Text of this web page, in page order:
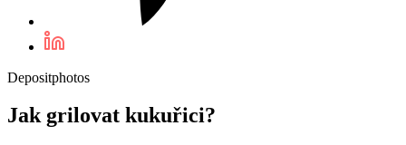
Depositphotos
Jak grilovat kukuřici?